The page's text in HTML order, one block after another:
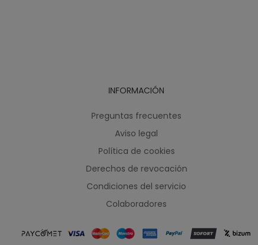
INFORMACIÓN
Preguntas frecuentes
Aviso legal
Política de cookies
Derechos de revocación
Condiciones del servicio
Colaboradores